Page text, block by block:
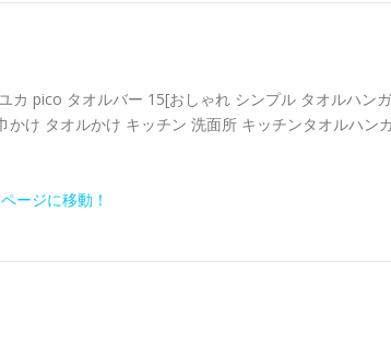
ユカ pico タオルバー 15[おしゃれ シンプル タオルハ
かけ タオルかけ キッチン 洗面所 キッチンタオルハン
ージに移動！